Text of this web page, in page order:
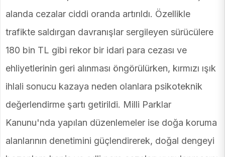
alanda cezalar ciddi oranda artırıldı. Özellikle
trafikte saldırgan davranışlar sergileyen sürücülere
180 bin TL gibi rekor bir idari para cezası ve
ehliyetlerinin geri alınması öngörülürken, kırmızı ışık
ihlali sonucu kazaya neden olanlara psikoteknik
değerlendirme şartı getirildi. Milli Parklar
Kanunu'nda yapılan düzenlemeler ise doğa koruma
alanlarının denetimini güçlendirerek, doğal dengeyi